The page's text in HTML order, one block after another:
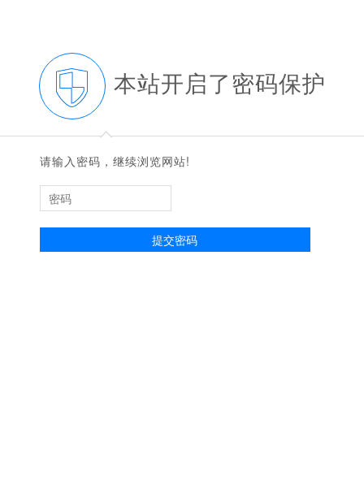
本站开启了密码保护
◆
◆
请输入密码，继续浏览网站!
提交密码